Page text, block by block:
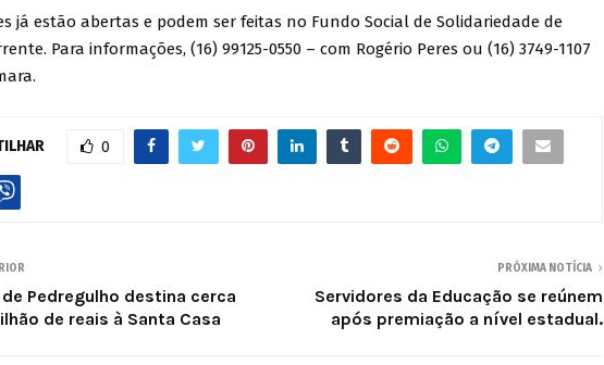
já estão abertas e podem ser feitas no Fundo Social de Solidariedade de
Para informações, (16) 99125-0550 – com Rogério Peres ou (16) 3749-1107
0
Pedregulho destina cerca
de reais à Santa Casa
PRÓXIMA NOTÍCIA
Servidores da Educação se reúnem
após premiação a nível estadual.